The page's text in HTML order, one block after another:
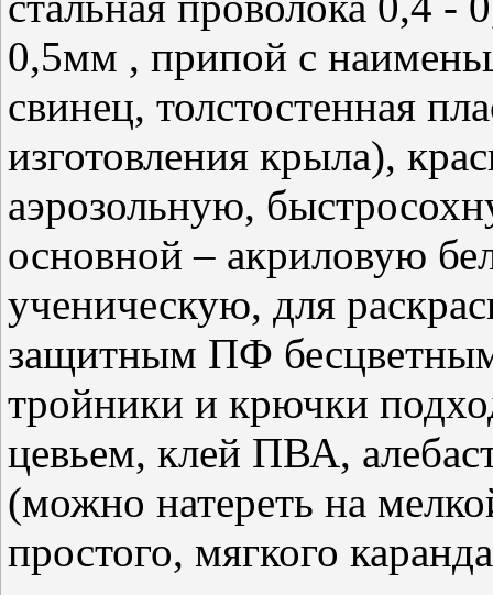
0,5мм , припой с
свинец, толстостенная
изготовления крыла),
аэрозольную,
основной – акриловую
ученическую, для
защитным ПФ
тройники и крючки
цевьем, клей ПВА,
(можно натереть на
простого, мягкого